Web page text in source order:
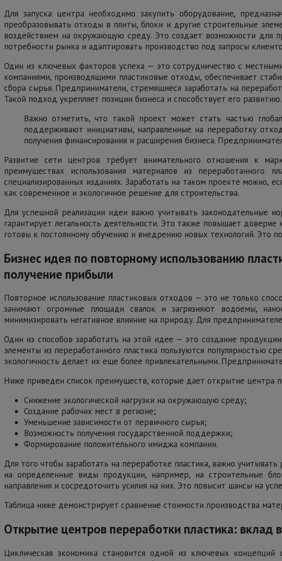
Для запуска центра необходимо закупить оборудование,
преобразовывать отходы в плиты, блоки и другие строительные
воздействием на окружающую среду. Это создает возможности для
потребности рынка и адаптировать производство под запросы
Один из ключевых факторов успеха — это сотрудничество с
компаниями, производящими пластиковые отходы, обеспечивает
сбора сырья. Предприниматели, стремящиеся заработать на
Такой подход укрепляет позиции бизнеса и способствует его развитию.
Важно отметить, что такой проект может стать частью
поддерживают инициативы, направленные на переработку
получения финансирования и расширения бизнеса.
Развитие сети центров требует внимательного отношения к
преимуществах использования материалов из
специализированных изданиях. Заработать на таком проекте можно,
как современное и экологичное решение для строительства.
Для успешной реализации идеи важно учитывать законодательные
гарантирует легальность деятельности. Это также повышает
готовы к постоянному обучению и внедрению новых технологий. Это
Бизнес идея по повторному использованию
получение прибыли
Повторное использование пластиковых отходов — это не только
занимают огромные площади свалок и загрязняют водоемы,
минимизировать негативное влияние на природу. Для
Один из способов заработать на этой идее — это создание
элементы из переработанного пластика пользуются популярностью
экологичность делает их еще более привлекательными.
Ниже приведен список преимуществ, которые дает открытие центра
Снижение экологической нагрузки на окружающую среду;
Создание рабочих мест в регионе;
Уменьшение зависимости от первичного сырья;
Возможность получения государственной поддержки;
Формирование положительного имиджа компании.
Для того чтобы заработать на переработке пластика, важно
на определенные виды продукции, например, на строительные
направления и сосредоточить усилия на них. Это повысит шансы на
Таблица ниже демонстрирует сравнение стоимости производства
Открытие центров переработки пластика:
Циклическая экономика становится одной из ключевых концепций